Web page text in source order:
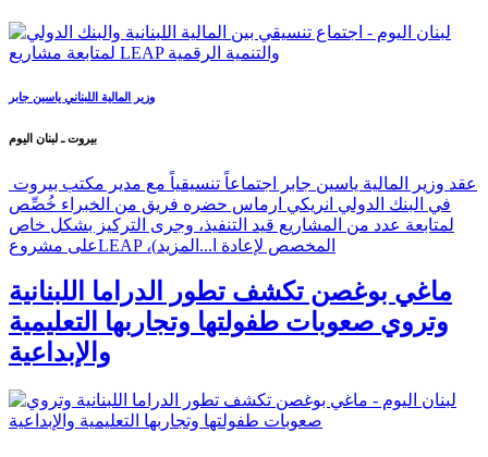
وزير المالية اللبناني ياسين جابر
بيروت ـ لبنان اليوم
في البنك الدولي انريكي ارماس حضره فريق من الخبراء خُصِّص
لمتابعة عدد من المشاريع قيد التنفيذ، وجرى التركيز بشكل خاص
على مشروعLEAP ،(المخصص لإعادة ا... المزيد
ماغي بوغصن تكشف تطور الدراما اللبنانية
وتروي صعوبات طفولتها وتجاربها التعليمية
والإبداعية